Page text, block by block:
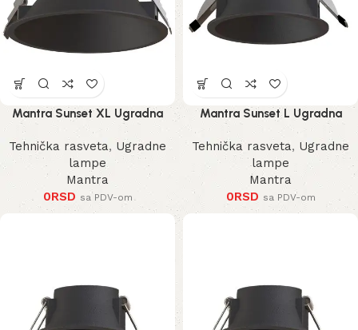
Mantra Sunset XL Ugradna
Lampa
Tehnička rasveta, Ugradne
lampe
Mantra
0RSD sa PDV-om
Mantra Sunset L Ugradna
Lampa
Tehnička rasveta, Ugradne
lampe
Mantra
0RSD sa PDV-om